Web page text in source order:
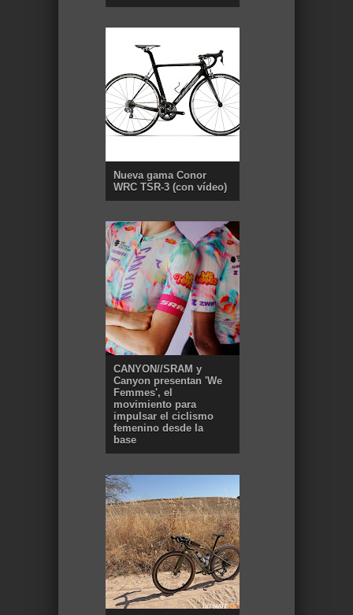
Nueva gama Conor
WRC TSR-3 (con vídeo)
CANYON//SRAM y
Canyon presentan 'We
Femmes', el
movimiento para
impulsar el ciclismo
femenino desde la
base